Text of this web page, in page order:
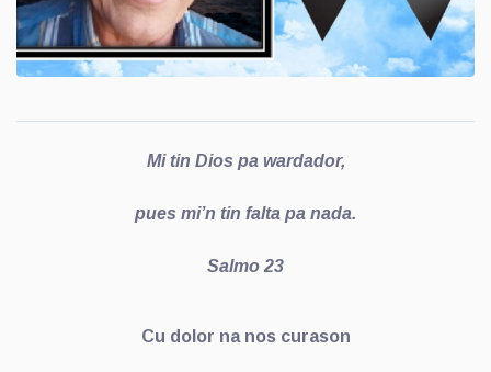
Mi tin Dios pa wardador,
pues mi’n tin falta pa nada.
Salmo 23
Cu dolor na nos curason